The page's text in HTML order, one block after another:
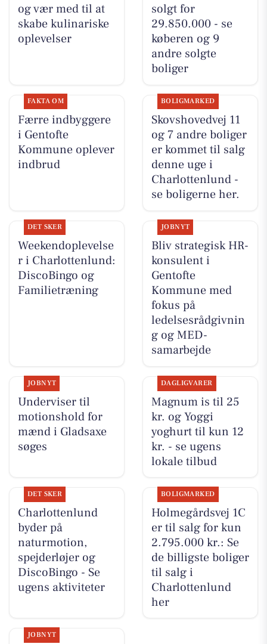
og vær med til at
skabe kulinariske
oplevelser
solgt for
29.850.000 - se
køberen og 9
andre solgte
boliger
FAKTA OM
Færre indbyggere
i Gentofte
Kommune oplever
indbrud
BOLIGMARKED
Skovshovedvej 11
og 7 andre boliger
er kommet til salg
denne uge i
Charlottenlund -
se boligerne her.
DET SKER
Weekendoplevelse
r i Charlottenlund:
DiscoBingo og
Familietræning
JOBNYT
Bliv strategisk HR-
konsulent i
Gentofte
Kommune med
fokus på
ledelsesrådgivnin
g og MED-
samarbejde
JOBNYT
Underviser til
motionshold for
mænd i Gladsaxe
søges
DAGLIGVARER
Magnum is til 25
kr. og Yoggi
yoghurt til kun 12
kr. - se ugens
lokale tilbud
DET SKER
Charlottenlund
byder på
naturmotion,
spejderløjer og
DiscoBingo - Se
ugens aktiviteter
BOLIGMARKED
Holmegårdsvej 1C
er til salg for kun
2.795.000 kr.: Se
de billigste boliger
til salg i
Charlottenlund
her
JOBNYT